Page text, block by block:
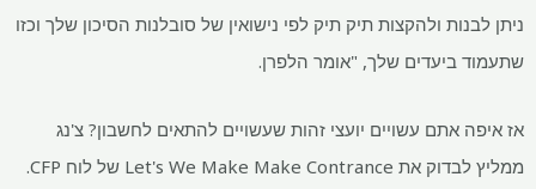
ניתן לבנות ולהקצות תיק תיק לפי נישואין של סובלנות הסיכון שלך וכזו
שתעמוד ביעדים שלך, "אומר הלפרן.
אז איפה אתם עשויים יועצי זהות שעשויים להתאים לחשבון? צ'נג
ממליץ לבדוק את Let's We Make Make Contrance של לוח CFP.